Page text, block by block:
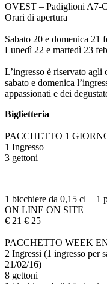
OVEST – Padiglioni A7-
Orari di apertura
Sabato 20 e domenica 21
Lunedì 22 e martedì 23
L’ingresso è riservato
sabato e domenica
appassionati e dei
Biglietteria
PACCHETTO 1
1 Ingresso
3 gettoni
1 bicchiere da 0,15 cl + 1
ON LINE ON SITE
€ 21 € 25
PACCHETTO WEEK
2 Ingressi (1 ingresso per
21/02/16)
8 gettoni